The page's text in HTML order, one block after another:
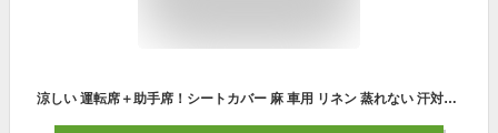
涼しい 運転席＋助手席！シートカバー 麻 車用 リネン 蒸れない 汗対策 クールシート 通気性 運転席カバー 助手席 涼しい 運転席＋助手席！シートカバー シートカバー 熱中症対策 暑さ対策 冷感カバー メッシュ シートカバー 夏 自動車 座席シート 涼感シート 取付簡単